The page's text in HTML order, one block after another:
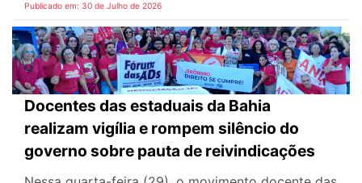
Publicado em: 30 de Julho de 2026
Docentes das estaduais da Bahia
realizam vigília e rompem silêncio do
governo sobre pauta de reivindicações